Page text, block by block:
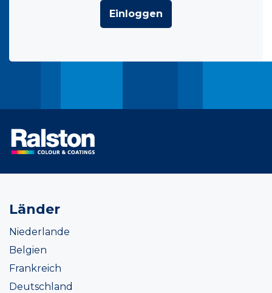
Einloggen
Länder
Niederlande
Belgien
Frankreich
Deutschland